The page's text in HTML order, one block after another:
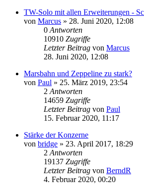
TW-Solo mit allen Erweiterungen -
von Marcus » 28. Juni 2020, 12:08
0 Antworten
10910 Zugriffe
Letzter Beitrag von Marcus
28. Juni 2020, 12:08
Marsbahn und Zeppeline zu stark?
von Paul » 25. März 2019, 23:54
2 Antworten
14659 Zugriffe
Letzter Beitrag von Paul
15. Februar 2020, 11:17
Stärke der Konzerne
von bridge » 23. April 2017, 18:29
2 Antworten
19137 Zugriffe
Letzter Beitrag von BerndR
4. Februar 2020, 00:20